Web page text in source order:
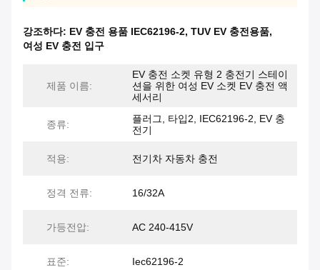
강조하다: EV 충전 용품 IEC62196-2, TUV EV 충전용품,
여성 EV 충전 입구
제품 이름:
EV 충전 소켓 유형 2 충전기 스테이
션을 위한 여성 EV 소켓 EV 충전 액
세서리
종류:
플러그, 타입2, IEC62196-2, EV 충
전기
적용: 전기차 자동차 충전
정격 전류: 16/32A
가등전압: AC 240-415V
표준: Iec62196-2